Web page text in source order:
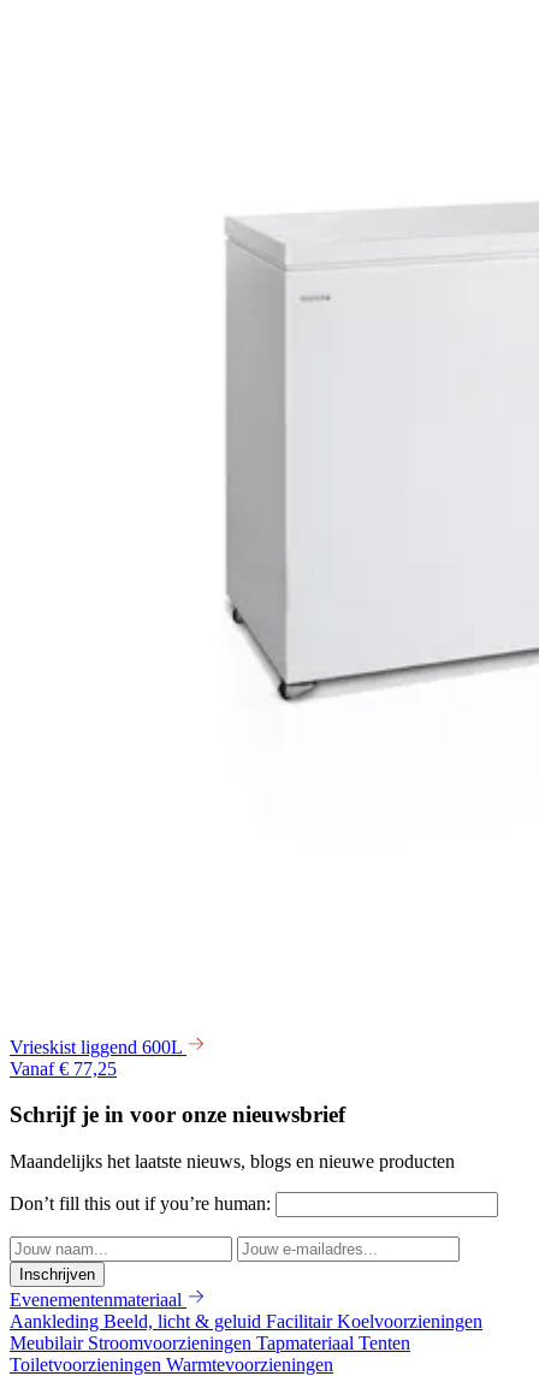
Vrieskist liggend 600L
Vanaf € 77,25
Schrijf je in voor onze nieuwsbrief
Maandelijks het laatste nieuws, blogs en nieuwe producten
Don’t fill this out if you’re human:
Inschrijven
Evenementenmateriaal
Aankleding Beeld, licht & geluid FacilitairKoelvoorzieningen
Meubilair Stroomvoorzieningen Tapmateriaal Tenten
Toiletvoorzieningen Warmtevoorzieningen